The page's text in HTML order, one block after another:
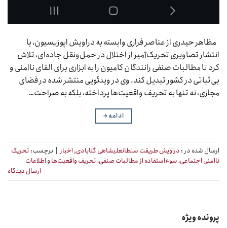
مظاهر حیدری از عناصر فراری وابسته به دراویش اپوزیسیون، با
انتشار تصاویری تحریک‌آمیز از اختلال در حمل‌ونقل جاده‌ای، تلاش
کرد تا مطالبات صنفی رانندگان کامیون را به ابزاری برای القای ناامنی و
بی‌ثباتی در کشور تبدیل کند. وی در ویدئویی منتشر شده در فضای
مجازی، نه تنها به تحریف واقعیت‌ها پرداخته، بلکه به صراحت…
ادامه→
ارسال شده در : دراویش طریقت سلطانعلیشاهی گنابادی,اخبار برچسب: تحریک
ناامنی اجتماعی، سوءاستفاده از مطالبات صنفی، تحریف واقعیت‌ها و اطلاعات
ارسال دیدگاه
پرونده ویژه